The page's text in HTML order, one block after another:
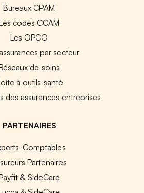
Bureaux CPAM
codes CCAM
Les OPCO
par secteur
de soins
à outils santé
des assurances entreprises
PARTENAIRES
Comptables
Partenaires
& SideCare